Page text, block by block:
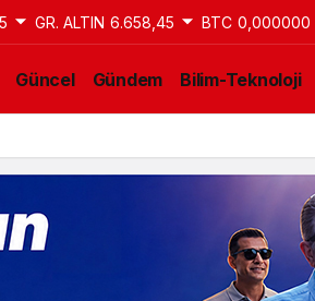
GR. ALTIN 6.658,45 BTC 0,000000
Güncel Gündem Bilim-Teknoloji